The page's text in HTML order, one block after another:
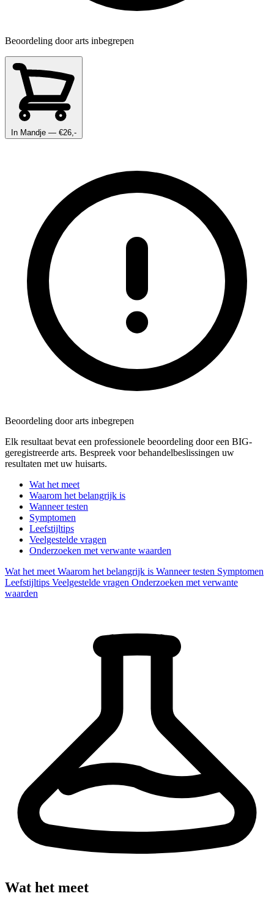
Beoordeling door arts inbegrepen
In Mandje — €26,-
Beoordeling door arts inbegrepen
Elk resultaat bevat een professionele beoordeling door een BIG-
geregistreerde arts. Bespreek voor behandelbeslissingen uw
resultaten met uw huisarts.
Wat het meet
Waarom het belangrijk is
Wanneer testen
Symptomen
Leefstijltips
Veelgestelde vragen
Onderzoeken met verwante waarden
Wat het meet Waarom het belangrijk is Wanneer testen Symptomen
Leefstijltips Veelgestelde vragen Onderzoeken met verwante
waarden
Wat het meet